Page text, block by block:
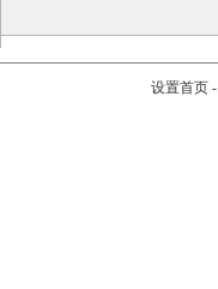
设置首页-